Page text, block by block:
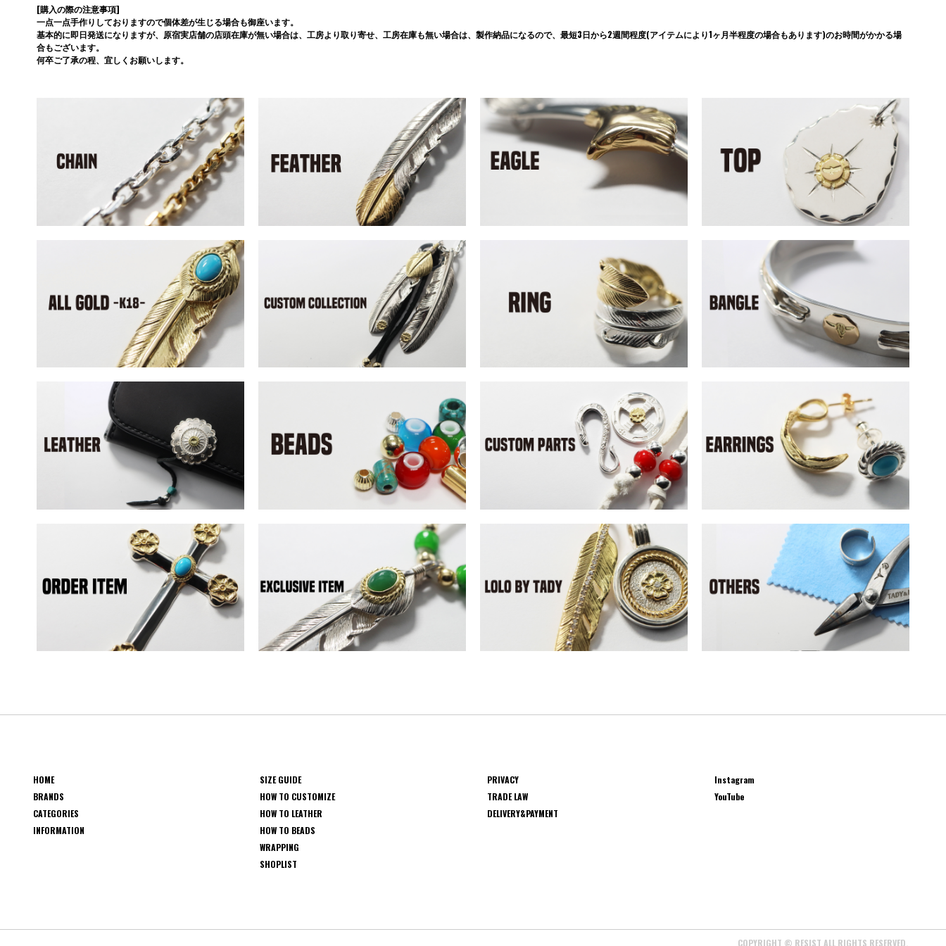
[購入の際の注意事項]
一点一点手作りしておりますので個体差が生じる場合も御座います。
基本的に即日発送になりますが、原宿実店舗の店頭在庫が無い場合は、工房より取り寄せ、工房在庫も無い場合は、製作納品になるので、最短3日から2週間程度(アイテムにより1ヶ月半程度の場合もあります)のお時間がかかる場
合もございます。
何卒ご了承の程、宜しくお願いします。
HOME
BRANDS
CATEGORIES
INFORMATION
SIZE GUIDE
HOW TO CUSTOMIZE
HOW TO LEATHER
HOW TO BEADS
WRAPPING
SHOPLIST
PRIVACY
TRADE LAW
DELIVERY&PAYMENT
Instagram
YouTube
COPYRIGHT © RESIST ALL RIGHTS RESERVED.